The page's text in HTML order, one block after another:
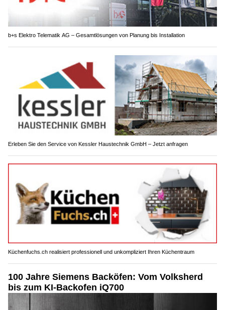
b+s Elektro Telematik AG – Gesamtlösungen von Planung bis Installation
Erleben Sie den Service von Kessler Haustechnik GmbH – Jetzt anfragen
Küchenfuchs.ch realisiert professionell und unkompliziert Ihren Küchentraum
100 Jahre Siemens Backöfen: Vom Volksherd
bis zum KI-Backofen iQ700